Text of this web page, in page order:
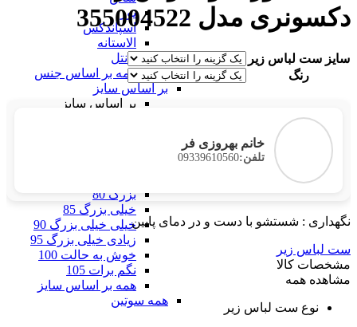
تور
اسپاندکس
الاستانه
دانتل
همه بر اساس جنس
بر اساس سایز
بر اساس سایز
بزرگ 80
خیلی بزرگ 85
خیلی خیلی بزرگ 90
زیادی خیلی بزرگ 95
خوش به حالت 100
نگم برات 105
همه بر اساس سایز
همه سوتین
دکسونری مدل 355004522
سایز ست لباس زیر
رنگ
خانم بهروزی فر
تلفن:09339610560
نگهداری : شستشو با دست و در دمای پایین
ست لباس زیر
مشخصات کالا
مشاهده همه
نوع ست لباس زیر